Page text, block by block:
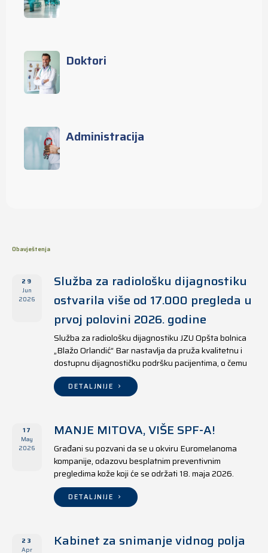
Doktori
Administracija
Obavještenja
29
Jun
2026
Služba za radiološku dijagnostiku
ostvarila više od 17.000 pregleda u
prvoj polovini 2026. godine
Služba za radiološku dijagnostiku JZU Opšta bolnica
„Blažo Orlandić“ Bar nastavlja da pruža kvalitetnu i
dostupnu dijagnostičku podršku pacijentima, o čemu
svjedoče i rezultati ostvareni u periodu od 1. januara
do 17. juna 2026. godine.
DETALJNIJE
17
May
2026
MANJE MITOVA, VIŠE SPF-A!
Građani su pozvani da se u okviru Euromelanoma
kompanije, odazovu besplatnim preventivnim
pregledima kože koji će se održati 18. maja 2026.
godine u jedanaest opština širom Crne Gore, kako u
državnim tako i u privatnim zdravstvenim ustanovama.
DETALJNIJE
23
Apr
Kabinet za snimanje vidnog polja